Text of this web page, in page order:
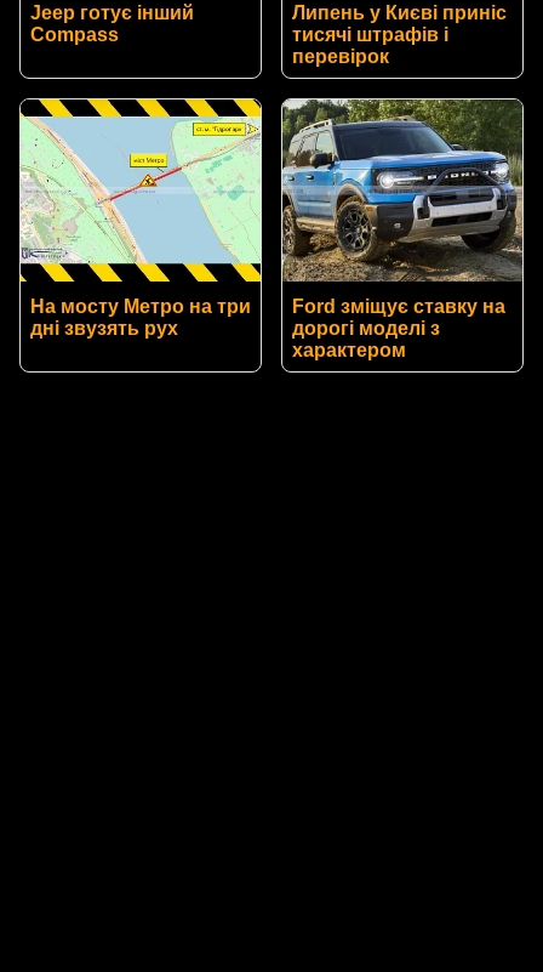
Jeep готує інший
Compass
Липень у Києві приніс
тисячі штрафів і
перевірок
На мосту Метро на три
дні звузять рух
Ford зміщує ставку на
дорогі моделі з
характером